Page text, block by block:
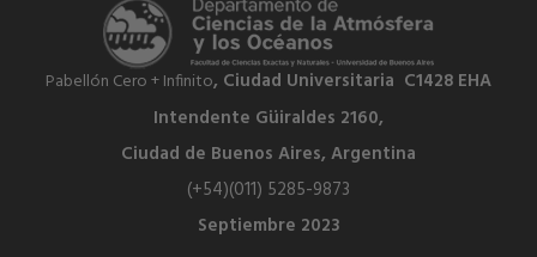
Pabellón Cero + Infinito, Ciudad Universitaria C1428 EHA
Intendente Güiraldes 2160,
Ciudad de Buenos Aires, Argentina
(+54)(011) 5285-9873
Septiembre 2023